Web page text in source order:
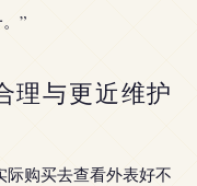
”
理与更近维护
购买去查看外表好不